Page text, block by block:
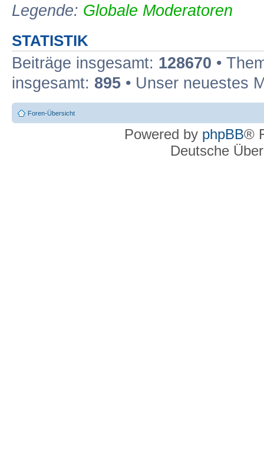
Legende: Globale Moderatoren
STATISTIK
Beiträge insgesamt: 128670 •
insgesamt: 895 • Unser neuestes
Foren-Übersicht
Powered by phpBB®
Deutsche